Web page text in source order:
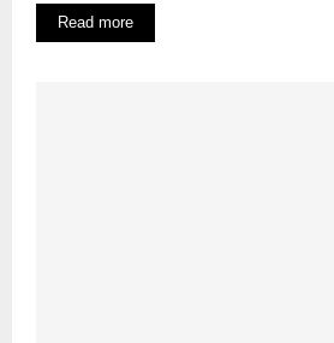
Read more